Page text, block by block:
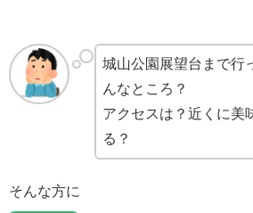
城山公園展望台まで行
んなところ？
アクセスは？近くに美
る？
そんな方に